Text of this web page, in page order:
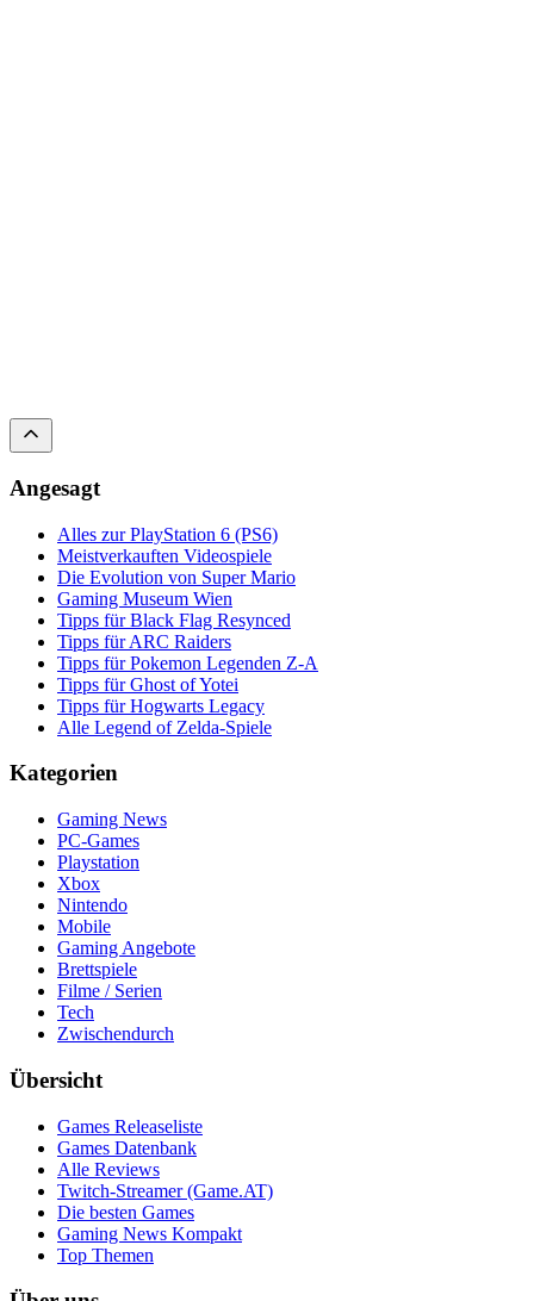
Angesagt
Alles zur PlayStation 6 (PS6)
Meistverkauften Videospiele
Die Evolution von Super Mario
Gaming Museum Wien
Tipps für Black Flag Resynced
Tipps für ARC Raiders
Tipps für Pokemon Legenden Z-A
Tipps für Ghost of Yotei
Tipps für Hogwarts Legacy
Alle Legend of Zelda-Spiele
Kategorien
Gaming News
PC-Games
Playstation
Xbox
Nintendo
Mobile
Gaming Angebote
Brettspiele
Filme / Serien
Tech
Zwischendurch
Übersicht
Games Releaseliste
Games Datenbank
Alle Reviews
Twitch-Streamer (Game.AT)
Die besten Games
Gaming News Kompakt
Top Themen